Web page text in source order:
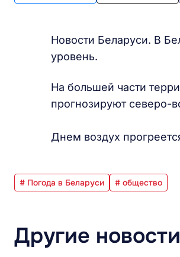
Новости Беларуси. В
уровень.
На большей части
прогнозируют северо-
Днем воздух
# Погода в Беларуси # общество
Другие